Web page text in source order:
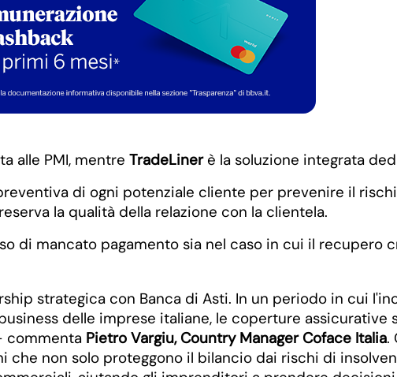
alle PMI, mentre TradeLinerè la soluzione integrata
di ogni potenziale cliente per prevenire il
la qualità della relazione con la clientela.
di mancato pagamento sia nel caso in cui il
strategica con Banca di Asti. In un periodo in cui
delle imprese italiane, le coperture
commenta Pietro Vargiu, Country Manager Coface Italia.
che non solo proteggono il bilancio dai rischi di